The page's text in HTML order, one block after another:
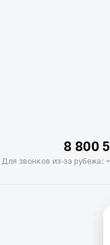
Москве
Отель Измайлово
8 800
Для звонков из-за рубежа: